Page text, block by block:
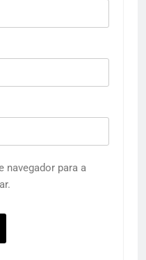
navegador para a